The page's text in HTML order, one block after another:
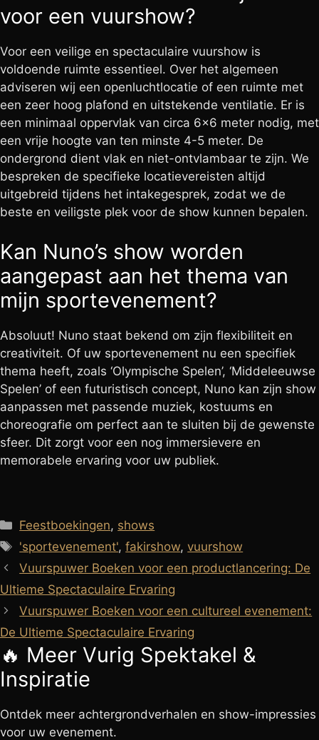
voor een vuurshow?
Voor een veilige en spectaculaire vuurshow is
voldoende ruimte essentieel. Over het algemeen
adviseren wij een openluchtlocatie of een ruimte met
een zeer hoog plafond en uitstekende ventilatie. Er is
een minimaal oppervlak van circa 6×6 meter nodig, met
een vrije hoogte van ten minste 4-5 meter. De
ondergrond dient vlak en niet-ontvlambaar te zijn. We
bespreken de specifieke locatievereisten altijd
uitgebreid tijdens het intakegesprek, zodat we de
beste en veiligste plek voor de show kunnen bepalen.
Kan Nuno’s show worden
aangepast aan het thema van
mijn sportevenement?
Absoluut! Nuno staat bekend om zijn flexibiliteit en
creativiteit. Of uw sportevenement nu een specifiek
thema heeft, zoals ‘Olympische Spelen’, ‘Middeleeuwse
Spelen’ of een futuristisch concept, Nuno kan zijn show
aanpassen met passende muziek, kostuums en
choreografie om perfect aan te sluiten bij de gewenste
sfeer. Dit zorgt voor een nog immersievere en
memorabele ervaring voor uw publiek.
Categorieën
Feestboekingen, shows
Tags
'sportevenement',fakirshow,vuurshow
Vuurspuwer Boeken voor een productlancering: De
Ultieme Spectaculaire Ervaring
Vuurspuwer Boeken voor een cultureel evenement:
De Ultieme Spectaculaire Ervaring
🔥 Meer Vurig Spektakel &
Inspiratie
Ontdek meer achtergrondverhalen en show-impressies
voor uw evenement.